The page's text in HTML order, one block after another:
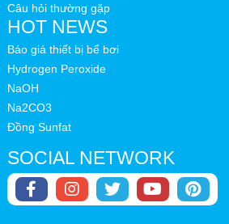
Dòng sản phẩm của
Kripsol:Hãng sản xuất
Ban Nha, sản phẩm sử dụng công
cao, thân vỏ làm bằng nhựa
chống ăn mòn hóa chất, chống tia UV.
Câu hỏi thường gặp
HOT NEWS
Báo giá thiết bị bể bơi
Hydrogen Peroxide
NaOH
Na2CO3
Đồng Sunfat
SOCIAL NETWORK